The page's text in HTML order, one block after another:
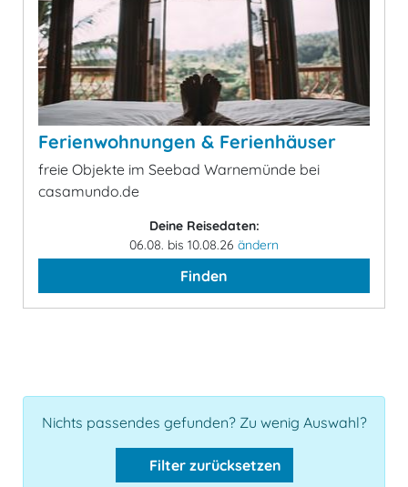
Ferienwohnungen & Ferienhäuser
freie Objekte im Seebad Warnemünde bei
casamundo.de
Deine Reisedaten:
06.08. bis 10.08.26 ändern
Finden
Nichts passendes gefunden? Zu wenig Auswahl?
Filter zurücksetzen